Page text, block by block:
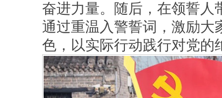
奋进力量。随后，在领誓人
通过重温入警誓词，激励大
色，以实际行动践行对党的